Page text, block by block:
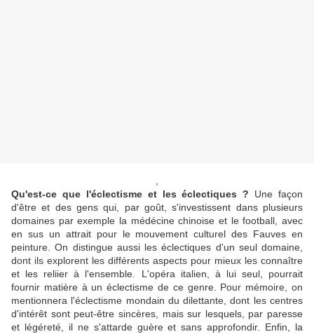
Qu'est-ce que l'éclectisme et les éclectiques ? Une façon
d'être et des gens qui, par goût, s'investissent dans plusieurs
domaines par exemple la médécine chinoise et le football, avec
en sus un attrait pour le mouvement culturel des Fauves en
peinture. On distingue aussi les éclectiques d'un seul domaine,
dont ils explorent les différents aspects pour mieux les connaître
et les reliier à l'ensemble. L'opéra italien, à lui seul, pourrait
fournir matière à un éclectisme de ce genre. Pour mémoire, on
mentionnera l'éclectisme mondain du dilettante, dont les centres
d'intérêt sont peut-être sincères, mais sur lesquels, par paresse
et légéreté, il ne s'attarde guère et sans approfondir. Enfin, la